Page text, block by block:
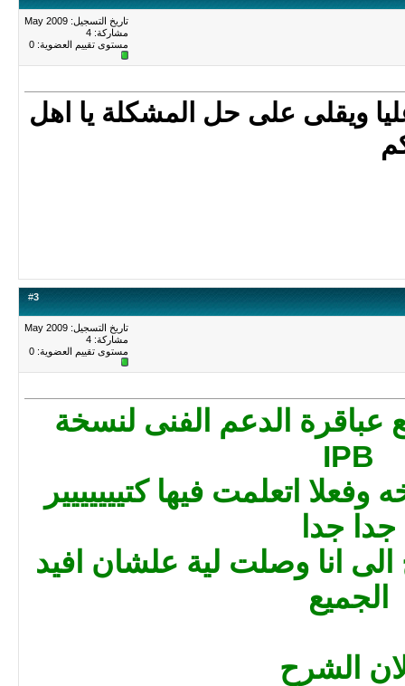
تاريخ التسجيل: May 2009
مشاركة: 4
مستوى تقييم العضوية: 0
ويقلى على حل المشكلة يا اهل
#3
تاريخ التسجيل: May 2009
مشاركة: 4
مستوى تقييم العضوية: 0
عباقرة الدعم الفنى لنسخة
IPB
اتعلمت فيها كتييييييير
جدا جدا
انا وصلت لية علشان افيد
الجميع
الشرح